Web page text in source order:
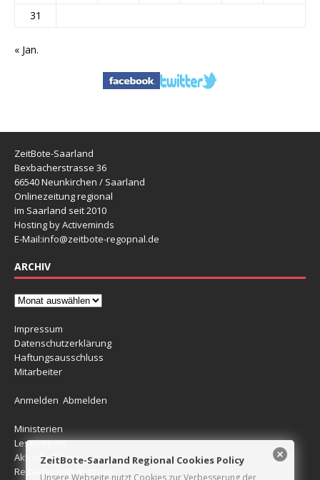
31
« Jan.
ZeitBote-Saarland
Bexbacherstrasse 36
66540 Neunkirchen / Saarland
Onlinezeitung regional
im Saarland seit 2010
Hosting by Activeminds
E-Mail:info@zeitbote-regopnal.de
ARCHIV
Impressum
Datenschutzerklärung
Haftungsausschluss
Mitarbeiter
Anmelden Abmelden
Ministerien
Leserreport
Aktuelle Blitzer
Redaktionelle Beiträge
ZeitBote-Saarland Regional Cookies Policy
Unsere Webseite nutzt Cookies zur Verbesserung der